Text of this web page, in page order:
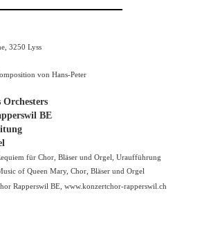
3250 Lyss
von Hans-Peter
Orchesters
BE
für Chor, Bläser und Orgel, Uraufführung
of Queen Mary, Chor, Bläser und Orgel
Rapperswil BE, www.konzertchor-rapperswil.ch